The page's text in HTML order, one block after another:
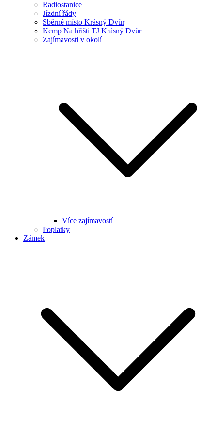
Radiostanice
Jízdní řády
Sběrné místo Krásný Dvůr
Kemp Na hřišti TJ Krásný Dvůr
Zajímavosti v okolí
Více zajímavostí
Poplatky
Zámek